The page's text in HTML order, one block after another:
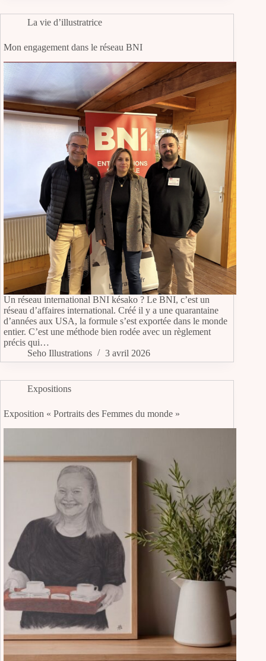
La vie d’illustratrice
Mon engagement dans le réseau BNI
Un réseau international BNI késako ? Le BNI, c’est un
réseau d’affaires international. Créé il y a une quarantaine
d’années aux USA, la formule s’est exportée dans le monde
entier. C’est une méthode bien rodée avec un règlement
précis qui…
Seho Illustrations
3 avril 2026
Expositions
Exposition « Portraits des Femmes du monde »